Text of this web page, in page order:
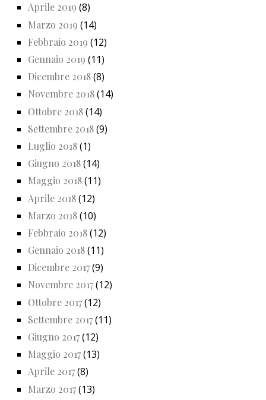
Aprile 2019 (8)
Marzo 2019 (14)
Febbraio 2019 (12)
Gennaio 2019 (11)
Dicembre 2018(8)
Novembre 2018(14)
Ottobre 2018(14)
Settembre 2018(9)
Luglio 2018(1)
Giugno 2018(14)
Maggio 2018(11)
Aprile 2018(12)
Marzo 2018(10)
Febbraio 2018(12)
Gennaio 2018(11)
Dicembre 2017(9)
Novembre 2017(12)
Ottobre 2017(12)
Settembre 2017(11)
Giugno 2017(12)
Maggio 2017(13)
Aprile 2017(8)
Marzo 2017(13)